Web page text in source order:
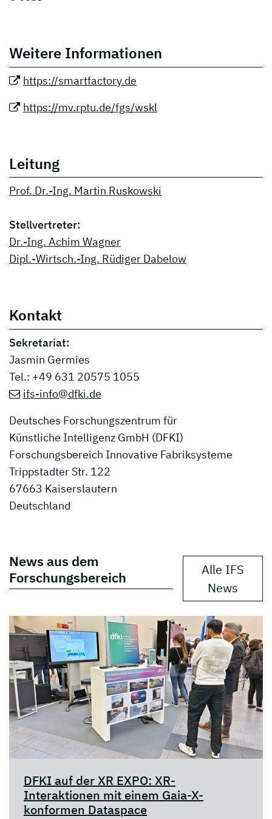
Weitere Informationen
https://smartfactory.de
https://mv.rptu.de/fgs/wskl
Leitung
Prof. Dr.-Ing. Martin Ruskowski
Stellvertreter:
Dr.-Ing. Achim Wagner
Dipl.-Wirtsch.-Ing. Rüdiger Dabelow
Kontakt
Sekretariat:
Jasmin Germies
Tel.: +49 631 20575 1055
ifs-info@dfki.de
Deutsches Forschungszentrum für
Künstliche Intelligenz GmbH (DFKI)
Forschungsbereich Innovative Fabriksysteme
Trippstadter Str. 122
67663 Kaiserslautern
Deutschland
News aus dem
Forschungsbereich
Alle IFS
News
DFKI auf der XR EXPO: XR-
Interaktionen mit einem Gaia-X-
konformen Dataspace